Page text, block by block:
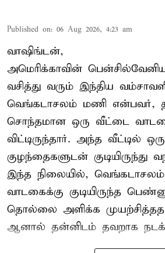
Published on: 06 Aug 2026, 4:23 am
வாஷிங்டன்,
அமெரிக்காவின்
வசித்து வரும் இந்திய
வெங்கடாசலம் மணி என்பவர்,
சொந்தமான ஒரு வீட்டை
விட்டிருந்தார். அந்த வீட்டில்
குழந்தைகளுடன் குடியிருந்து
இந்த நிலையில், வெங்கடாசலம்
வாடகைக்கு குடியிருந்த
தொல்லை அளிக்க முயற்சித்ததாக
ஆனால் தன்னிடம் தவறாக